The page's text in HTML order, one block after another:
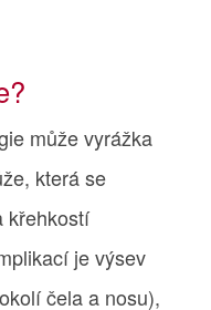
může vyrážka
která se
křehkostí
je výsev
čela a nosu),